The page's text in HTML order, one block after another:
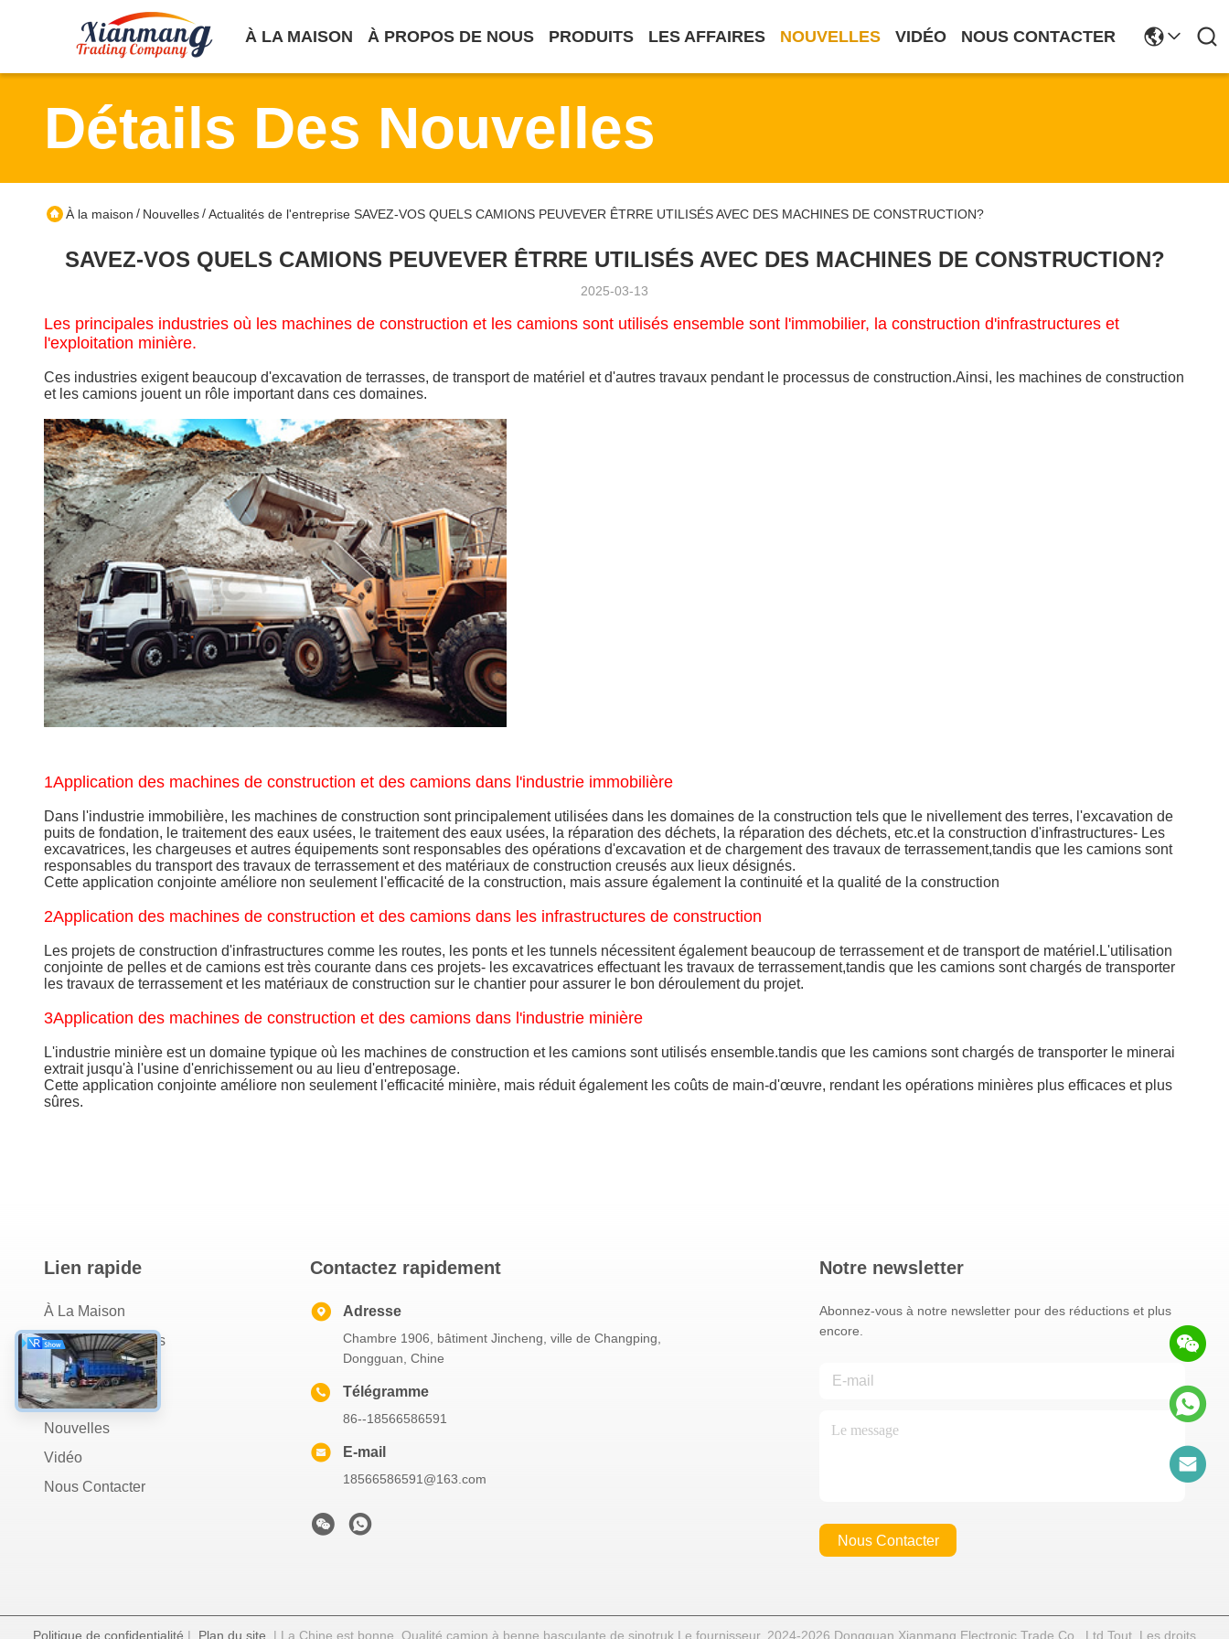
À LA MAISON À PROPOS DE NOUS PRODUITS LES AFFAIRES NOUVELLES VIDÉO NOUS CONTACTER
Détails Des Nouvelles
À la maison / Nouvelles/Actualités de l'entreprise SAVEZ-VOS QUELS CAMIONS PEUVEVER ÊTRRE UTILISÉS AVEC DES MACHINES DE CONSTRUCTION?
SAVEZ-VOS QUELS CAMIONS PEUVEVER ÊTRRE UTILISÉS AVEC DES MACHINES DE CONSTRUCTION?
2025-03-13
Les principales industries où les machines de construction et les camions sont utilisés ensemble sont l'immobilier, la construction d'infrastructures et
l'exploitation minière.
Ces industries exigent beaucoup d'excavation de terrasses, de transport de matériel et d'autres travaux pendant le processus de construction.Ainsi, les machines de construction
et les camions jouent un rôle important dans ces domaines.
1Application des machines de construction et des camions dans l'industrie immobilière
Dans l'industrie immobilière, les machines de construction sont principalement utilisées dans les domaines de la construction tels que le nivellement des terres, l'excavation de
puits de fondation, le traitement des eaux usées, le traitement des eaux usées, la réparation des déchets, la réparation des déchets, etc.et la construction d'infrastructures- Les
excavatrices, les chargeuses et autres équipements sont responsables des opérations d'excavation et de chargement des travaux de terrassement,tandis que les camions sont
responsables du transport des travaux de terrassement et des matériaux de construction creusés aux lieux désignés.
Cette application conjointe améliore non seulement l'efficacité de la construction, mais assure également la continuité et la qualité de la construction
2Application des machines de construction et des camions dans les infrastructures de construction
Les projets de construction d'infrastructures comme les routes, les ponts et les tunnels nécessitent également beaucoup de terrassement et de transport de matériel.L'utilisation
conjointe de pelles et de camions est très courante dans ces projets- les excavatrices effectuant les travaux de terrassement,tandis que les camions sont chargés de transporter
les travaux de terrassement et les matériaux de construction sur le chantier pour assurer le bon déroulement du projet.
3Application des machines de construction et des camions dans l'industrie minière
L'industrie minière est un domaine typique où les machines de construction et les camions sont utilisés ensemble.tandis que les camions sont chargés de transporter le minerai
extrait jusqu'à l'usine d'enrichissement ou au lieu d'entreposage.
Cette application conjointe améliore non seulement l'efficacité minière, mais réduit également les coûts de main-d'œuvre, rendant les opérations minières plus efficaces et plus
sûres.
Lien rapide
À La Maison
À Propos De Nous
Produits
Les Affaires
Nouvelles
Vidéo
Nous Contacter
Contactez rapidement
Adresse
Chambre 1906, bâtiment Jincheng, ville de Changping,
Dongguan, Chine
Télégramme
86--18566586591
E-mail
18566586591@163.com
Notre newsletter
Abonnez-vous à notre newsletter pour des réductions et plus
encore.
Nous Contacter
Politique de confidentialité | Plan du site | La Chine est bonne. Qualité camion à benne basculante de sinotruk Le fournisseur. 2024-2026 Dongguan Xianmang Electronic Trade Co., Ltd Tout. Les droits